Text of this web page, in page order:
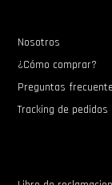
Nosotros
¿Cómo comprar?
Preguntas
Tracking de pedidos